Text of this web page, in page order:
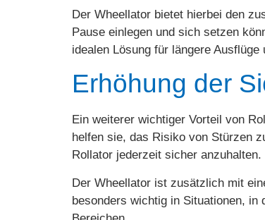
Der Wheellator bietet hierbei den
Pause einlegen und sich setzen
idealen Lösung für längere
Erhöhung der
Ein weiterer wichtiger Vorteil von
helfen sie, das Risiko von Stürzen
Rollator jederzeit sicher anzuhalten.
Der Wheellator ist zusätzlich mit
besonders wichtig in Situationen, in